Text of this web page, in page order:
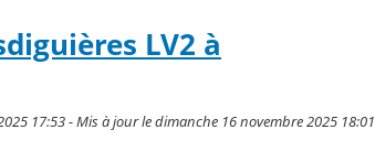
LV2 à
17:53 - Mis à jour le dimanche 16 novembre 2025 18:01